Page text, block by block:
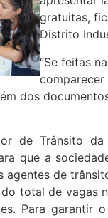
gratuitas,
Distrito
“Se feitas
comparecer
dos
de Trânsito da
que a
agentes de
total de vagas
Para garantir